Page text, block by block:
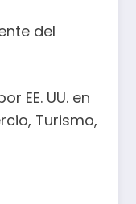
del
EE. UU. en
Turismo,